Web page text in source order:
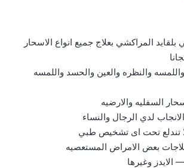
بلقايد المراكشي بعلاج جميع انواع الاسحار
والنظره والعين والحسد واللمسه
السفليه والارضيه
لدي الرجال والنساء
تندلع تحت اى تشخيص طبي
بعض الامراض المستعصيه
وغيرها